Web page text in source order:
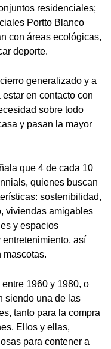
residenciales;
Portto Blanco
con áreas ecológicas,
deporte.
generalizado y a
en contacto con
sobre todo
y pasan la mayor
que 4 de cada 10
quienes buscan
sostenibilidad,
viviendas amigables
y espacios
así
mascotas.
1960 y 1980, o
siendo una de las
tanto para la compra
Ellos y ellas,
para contener a